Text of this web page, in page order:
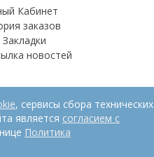
Кабинет
заказов
новостей
, сервисы сбора технических
является согласием с
Политика